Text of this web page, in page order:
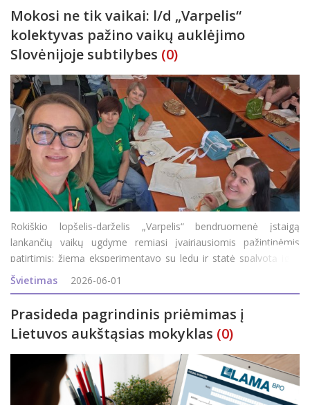
Mokosi ne tik vaikai: l/d „Varpelis“
kolektyvas pažino vaikų auklėjimo
Slovėnijoje subtilybes (0)
Rokiškio lopšelis-darželis „Varpelis“ bendruomenė įstaigą
lankančių vaikų ugdyme remiasi įvairiausiomis pažintinėmis
patirtimis: žiemą eksperimentavo su ledu ir statė spalvotą iglu,
pavasarį įstaigoje patys išperino dvi dešimtis viščiukų, o kiek
kasdien
Švietimas 2026-06-01
Prasideda pagrindinis priėmimas į
Lietuvos aukštąsias mokyklas (0)